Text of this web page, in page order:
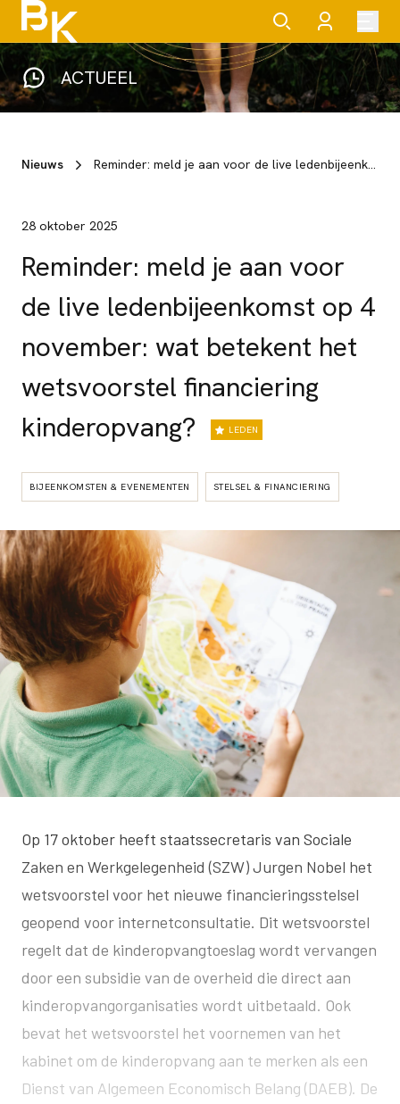
ACTUEEL
Nieuws Reminder: meld je aan voor de live ledenbijeenkomst op 4 november: wat betekent het wetsvoorstel financiering kinderopvang?
28 oktober 2025
Reminder: meld je aan voor
de live ledenbijeenkomst op 4
november: wat betekent het
wetsvoorstel financiering
kinderopvang?
LEDEN
BIJEENKOMSTEN & EVENEMENTEN STELSEL & FINANCIERING
Op 17 oktober heeft staatssecretaris van Sociale
Zaken en Werkgelegenheid (SZW) Jurgen Nobel het
wetsvoorstel voor het nieuwe financieringsstelsel
geopend voor internetconsultatie. Dit wetsvoorstel
regelt dat de kinderopvangtoeslag wordt vervangen
door een subsidie van de overheid die direct aan
kinderopvangorganisaties wordt uitbetaald. Ook
bevat het wetsvoorstel het voornemen van het
kabinet om de kinderopvang aan te merken als een
Dienst van Algemeen Economisch Belang (DAEB). De